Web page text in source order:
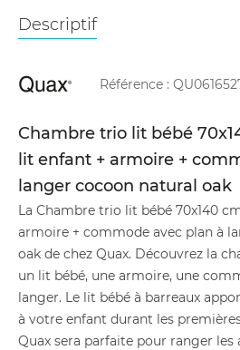
Descriptif
Référence :
Chambre trio lit bébé
lit enfant + armoire +
langer cocoon natural oak
La Chambre trio lit bébé 70x140
armoire + commode avec plan à
oak de chez Quax. Découvrez la
un lit bébé, une armoire, une
langer. Le lit bébé à barreaux
à votre enfant durant les
Quax sera parfaite pour ranger les